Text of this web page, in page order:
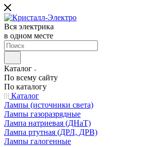
Вся электрика
в одном месте
Каталог
По всему сайту
По каталогу
Каталог
Лампы (источники света)
Лампы газоразрядные
Лампа натриевая (ДНаТ)
Лампа ртутная (ДРЛ, ДРВ)
Лампы галогенные